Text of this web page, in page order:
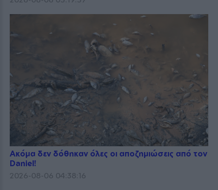
Ακόμα δεν δόθηκαν όλες οι αποζημιώσεις από τον
Daniel!
2026-08-06 04:38:16